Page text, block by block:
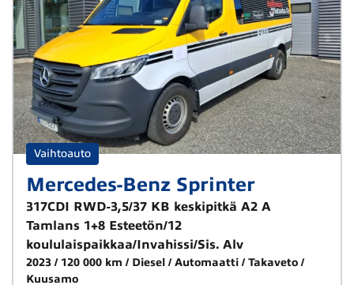
Vaihtoauto
Mercedes-Benz Sprinter
317CDI RWD-3,5/37 KB keskipitkä A2 A
Tamlans 1+8 Esteetön/12
koululaispaikkaa/Invahissi/Sis. Alv
2023 120 000 km Diesel Automaatti
Takaveto
Kuusamo